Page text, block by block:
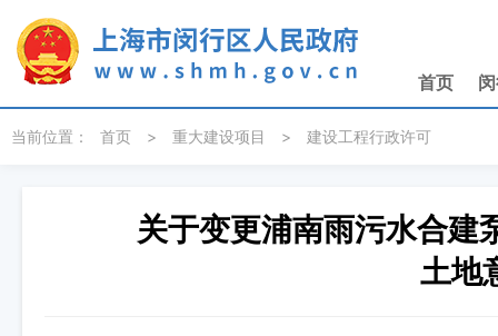
首页
当前位置： 首页 > 重大建设项目 > 建设工程行政许可
关于变更浦南雨污水合建
土地